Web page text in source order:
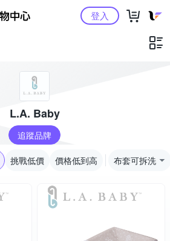
Yahoo購物中心登入
L.A. Baby
追蹤品牌
挑戰低價 價格低到高 布套可拆洗